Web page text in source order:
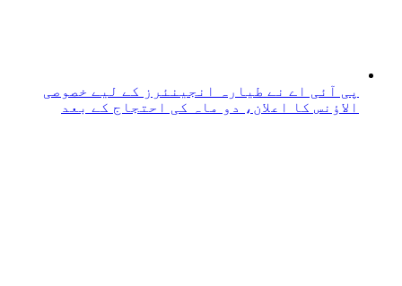
پی آئی اے نے طیارہ انجینئرز کے لیے خصوصی
الاؤنس کا اعلان، دو ماہ کی احتجاج کے بعد